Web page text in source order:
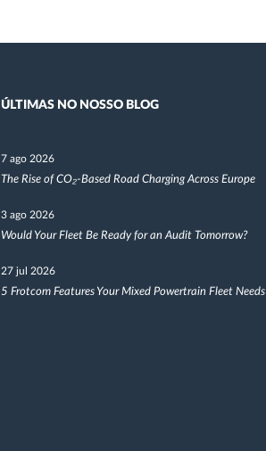
ÚLTIMAS NO NOSSO BLOG
7 ago 2026
The Rise of CO₂-Based Road Charging Across Europe
3 ago 2026
Would Your Fleet Be Ready for an Audit Tomorrow?
27 jul 2026
5 Frotcom Features Your Mixed Powertrain Fleet Needs